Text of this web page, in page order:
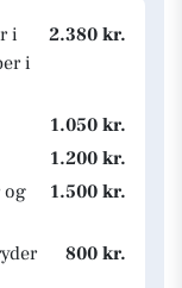
i
i
2.380 kr.
1.050 kr.
1.200 kr.
og
1.500 kr.
800 kr.